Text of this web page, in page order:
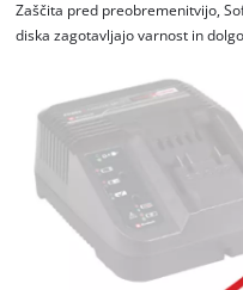
Zaščita pred preobremenitvijo,
diska zagotavljajo varnost in